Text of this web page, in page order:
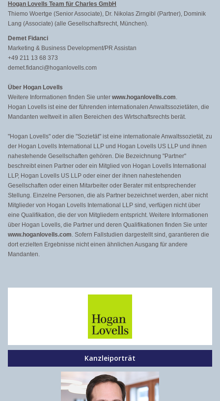
Hogan Lovells Team für Charles GmbH
Thiemo Woertge (Senior Associate), Dr. Nikolas Zirngibl (Partner), Dominik
Lang (Associate) (alle Gesellschaftsrecht, München).
Demet Fidanci
Marketing & Business Development/PR Assistan
+49 211 13 68 373
demet.fidanci@hoganlovells.com
Über Hogan Lovells
Weitere Informationen finden Sie unter www.hoganlovells.com.
Hogan Lovells ist eine der führenden internationalen Anwaltssozietäten, die
Mandanten weltweit in allen Bereichen des Wirtschaftsrechts berät.
"Hogan Lovells" oder die "Sozietät" ist eine internationale Anwaltssozietät, zu
der Hogan Lovells International LLP und Hogan Lovells US LLP und ihnen
nahestehende Gesellschaften gehören. Die Bezeichnung "Partner"
beschreibt einen Partner oder ein Mitglied von Hogan Lovells International
LLP, Hogan Lovells US LLP oder einer der ihnen nahestehenden
Gesellschaften oder einen Mitarbeiter oder Berater mit entsprechender
Stellung. Einzelne Personen, die als Partner bezeichnet werden, aber nicht
Mitglieder von Hogan Lovells International LLP sind, verfügen nicht über
eine Qualifikation, die der von Mitgliedern entspricht. Weitere Informationen
über Hogan Lovells, die Partner und deren Qualifikationen finden Sie unter
www.hoganlovells.com. Sofern Fallstudien dargestellt sind, garantieren die
dort erzielten Ergebnisse nicht einen ähnlichen Ausgang für andere
Mandanten.
Kanzleiporträt